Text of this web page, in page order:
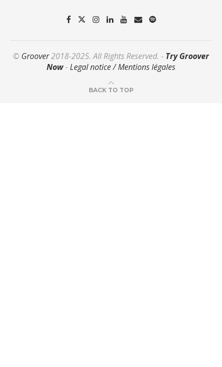
© Groover2018-2025. All Rights Reserved. - Try Groover
Now-Legal notice / Mentions légales
BACK TO TOP